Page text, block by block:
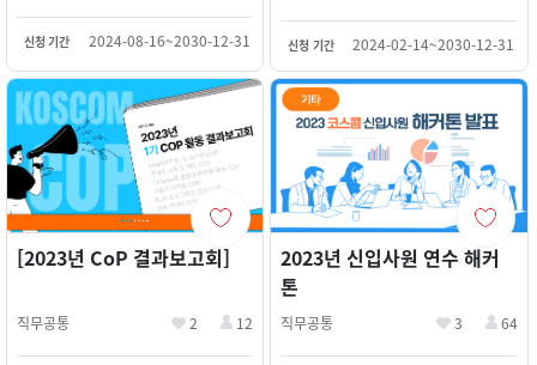
신청 기간 2024-08-16~2030-12-31 신청 기간 2024-02-14~2030-12-31
[2023년 CoP 결과보고회]
직무공통 2 12
2023년 신입사원 연수 해커
톤
직무공통 3 64